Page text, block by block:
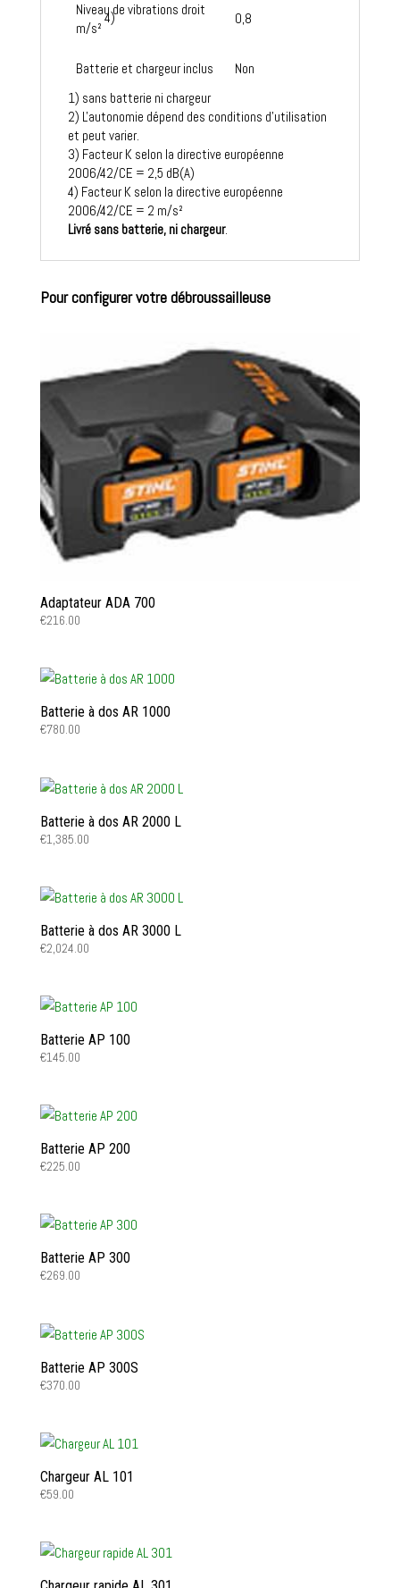
Niveau de vibrations droit
m/s²
4) 0,8
Batterie et chargeur inclus
Non
1) sans batterie ni chargeur
2) L'autonomie dépend des conditions d'utilisation
et peut varier.
3) Facteur K selon la directive européenne
2006/42/CE = 2,5 dB(A)
4) Facteur K selon la directive européenne
2006/42/CE = 2 m/s²
Livré sans batterie, ni chargeur.
Pour configurer votre débroussailleuse
Adaptateur ADA 700
€216.00
Batterie à dos AR 1000
€780.00
Batterie à dos AR 2000 L
€1,385.00
Batterie à dos AR 3000 L
€2,024.00
Batterie AP 100
€145.00
Batterie AP 200
€225.00
Batterie AP 300
€269.00
Batterie AP 300S
€370.00
Chargeur AL 101
€59.00